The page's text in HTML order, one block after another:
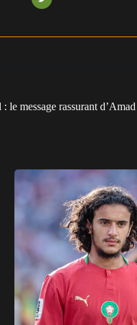
le message rassurant